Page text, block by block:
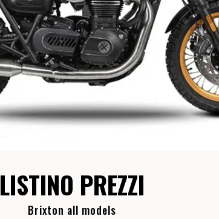
LISTINO PREZZI
Brixton all models